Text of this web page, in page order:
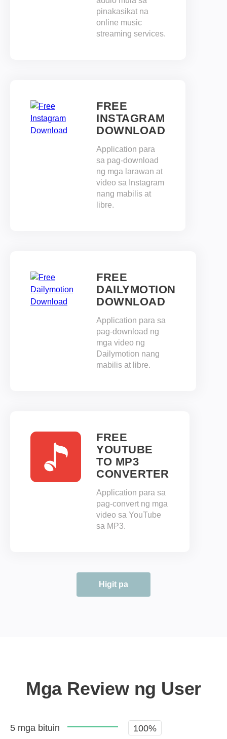
pinakasikat na
online music
streaming services.
FREE
INSTAGRAM
DOWNLOAD
Application para
sa pag-download
ng mga larawan at
video sa Instagram
nang mabilis at
libre.
FREE
DAILYMOTION
DOWNLOAD
Application para sa
pag-download ng
mga video ng
Dailymotion nang
mabilis at libre.
FREE
YOUTUBE
TO MP3
CONVERTER
Application para sa
pag-convert ng mga
video sa YouTube
sa MP3.
Higit pa
Mga Review ng User
5 mga bituin 100%